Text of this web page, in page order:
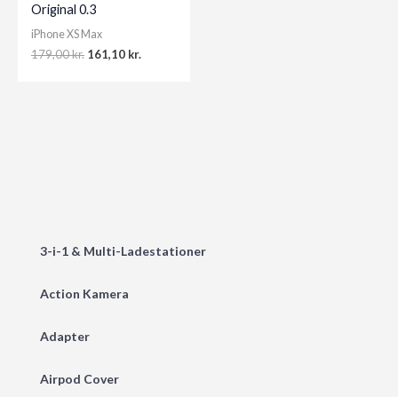
3-i-1 & Multi-Ladestationer
Action Kamera
Adapter
Airpod Cover
Original 0.3
iPhone XS Max
179,00kr. Original
161,10 kr.